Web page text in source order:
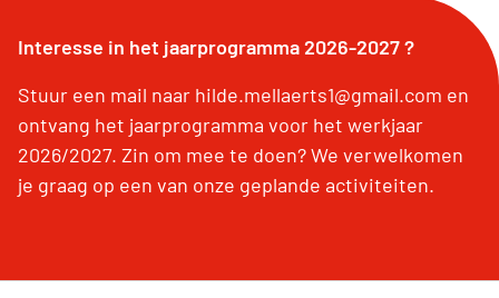
Interesse in het jaarprogramma 2026-2027 ?
Stuur een mail naar hilde.mellaerts1@gmail.com en
ontvang het jaarprogramma voor het werkjaar
2026/2027. Zin om mee te doen? We verwelkomen
je graag op een van onze geplande activiteiten.